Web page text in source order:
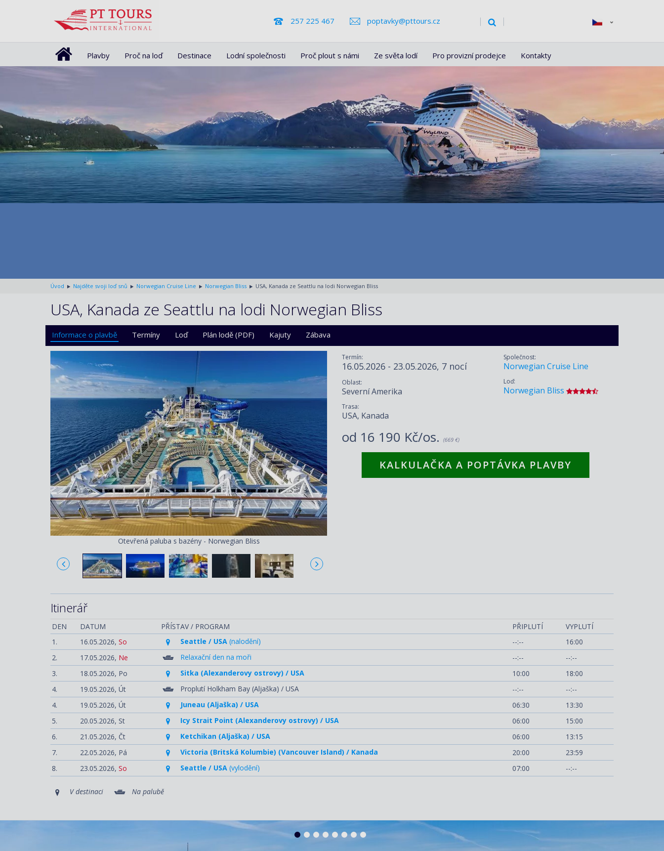
257 225 467 poptavky@pttours.cz
Plavby Proč na loď Destinace Lodní společnosti Proč plout s námi Ze světa lodí Pro provizní prodejce Kontakty
Úvod Najděte svoji loď snů Norwegian Cruise Line Norwegian Bliss USA, Kanada ze Seattlu na lodi Norwegian Bliss
USA, Kanada ze Seattlu na lodi Norwegian Bliss
Informace o plavbě Termíny Loď Plán lodě (PDF) Kajuty Zábava
Otevřená paluba s bazény - Norwegian Bliss
Termín:
16.05.2026 - 23.05.2026, 7 nocí
Oblast:
Severní Amerika
Trasa:
USA, Kanada
Společnost:
Norwegian Cruise Line
Loď:
Norwegian Bliss
od 16 190 Kč/os. (669 €)
KALKULAČKA A POPTÁVKA PLAVBY
Itinerář
DEN DATUM PŘÍSTAV / PROGRAM PŘIPLUTÍ
VYPLUTÍ
1.
16.05.2026, So Seattle / USA (nalodění) --:--
16:00
2.
17.05.2026, Ne Relaxační den na moři --:--
--:--
3.
18.05.2026, Po Sitka (Alexanderovy ostrovy) / USA 10:00
18:00
4.
19.05.2026, Út Proplutí Holkham Bay (Aljaška) / USA --:--
--:--
4.
19.05.2026, Út Juneau (Aljaška) / USA 06:30
13:30
5.
20.05.2026, St Icy Strait Point (Alexanderovy ostrovy) / USA 06:00
15:00
6.
21.05.2026, Čt Ketchikan (Aljaška) / USA 06:00
13:15
7.
22.05.2026, Pá Victoria (Britská Kolumbie) (Vancouver Island) / Kanada 20:00
23:59
8.
23.05.2026, So Seattle / USA (vylodění) 07:00 --:--
V destinaci Na palubě